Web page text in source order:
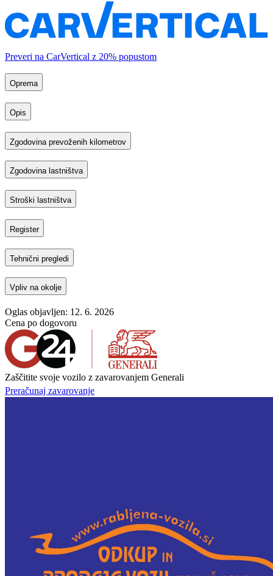
Preveri na CarVertical z 20% popustom
Oprema
Opis
Zgodovina prevoženih kilometrov
Zgodovina lastništva
Stroški lastništva
Register
Tehnični pregledi
Vpliv na okolje
Oglas objavljen: 12. 6. 2026
Cena po dogovoru
Zaščitite svoje vozilo z zavarovanjem Generali
Preračunaj zavarovanje